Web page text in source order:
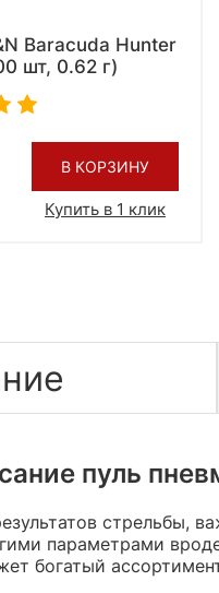
Baracuda Hunter
шт, 0.62 г)
В КОРЗИНУ
Купить в 1 клик
пуль
стрельбы,
параметрами
богатый